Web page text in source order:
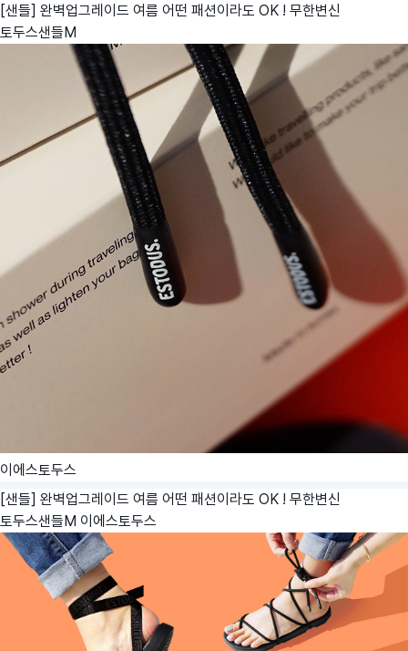
[샌들] 완벽업그레이드 여름 어떤 패션이라도 OK ! 무한변신
토두스샌들M
이에스토두스
[샌들] 완벽업그레이드 여름 어떤 패션이라도 OK ! 무한변신
토두스샌들M 이에스토두스